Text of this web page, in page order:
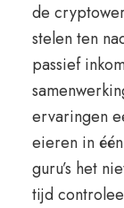
de
stelen ten
passief
ervaringen
eieren in
guru’s het
tijd